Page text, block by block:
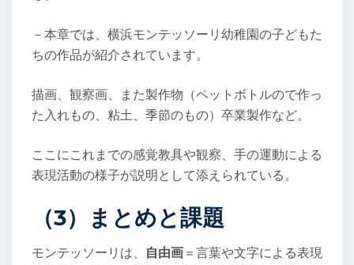
－本章では、横浜モンテッソーリ幼稚園の子どもた
ちの作品が紹介されています。
描画、観察画、また製作物（ペットボトルので作っ
た入れもの、粘土、季節のもの）卒業製作など。
ここにこれまでの感覚教具や観察、手の運動による
表現活動の様子が説明として添えられている。
（3）まとめと課題
モンテッソーリは、 自由画 ＝言葉や文字による表現